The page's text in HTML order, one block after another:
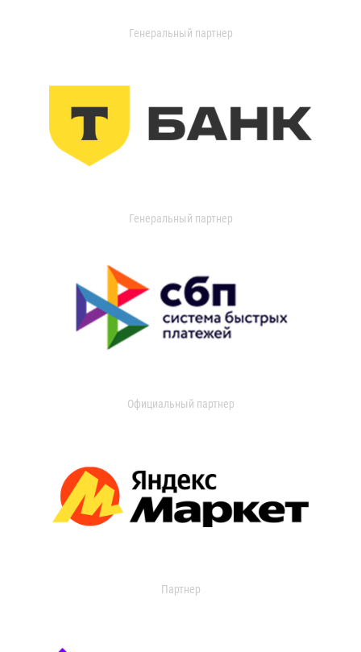
Генеральный партнер
Генеральный партнер
Официальный партнер
Партнер